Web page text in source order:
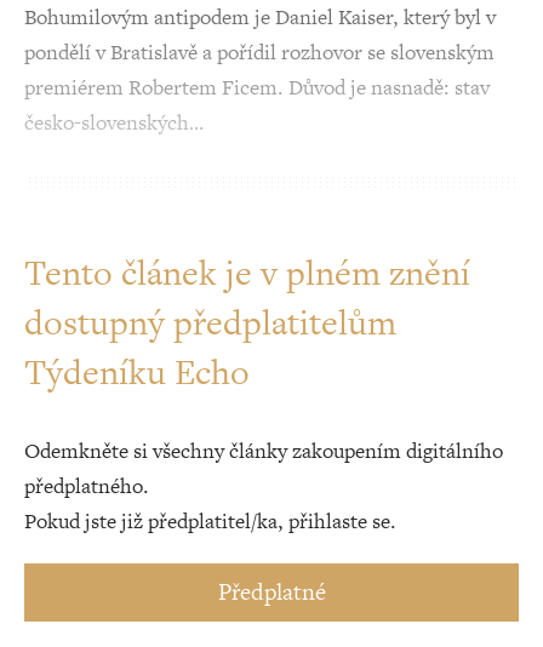
Bohumilovým antipodem je Daniel Kaiser, který byl v
pondělí v Bratislavě a pořídil rozhovor se slovenským
premiérem Robertem Ficem. Důvod je nasnadě: stav
česko-slovenských…
Tento článek je v plném znění
dostupný předplatitelům
Týdeníku Echo
Odemkněte si všechny články zakoupením digitálního
předplatného.
Pokud jste již předplatitel/ka, přihlaste se.
Předplatné